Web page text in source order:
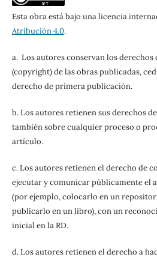
Esta obra está bajo una licencia
Atribución 4.0.
a. Los autores conservan los
(copyright) de las obras publicadas,
derecho de primera publicación.
b. Los autores retienen sus derechos
también sobre cualquier proceso o
artículo.
c. Los autores retienen el derecho de
ejecutar y comunicar públicamente el
(por ejemplo, colocarlo en un
publicarlo en un libro), con un
inicial en la RD.
d. Los autores retienen el derecho a